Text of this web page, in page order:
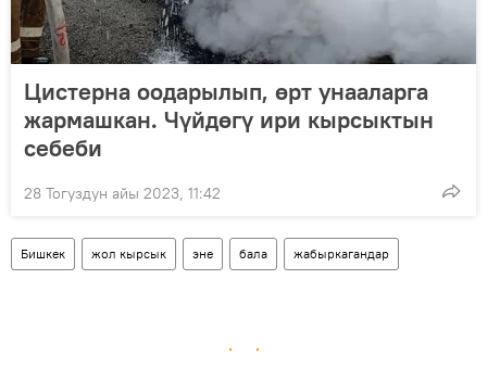
Цистерна оодарылып, өрт унааларга
жармашкан. Чүйдөгү ири кырсыктын
себеби
28 Тогуздун айы 2023, 11:42
Бишкек жол кырсык эне бала жабыркагандар